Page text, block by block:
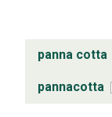
panna cotta
pannacotta